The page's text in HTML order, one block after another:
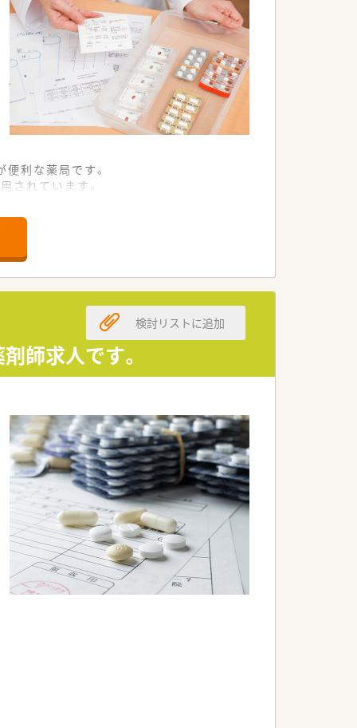
利な薬局です。
れています。
ちの方。
に取り組める方。
を目指しています。
境が整っています。
う企業です。
師求人です。
検討リストに追加